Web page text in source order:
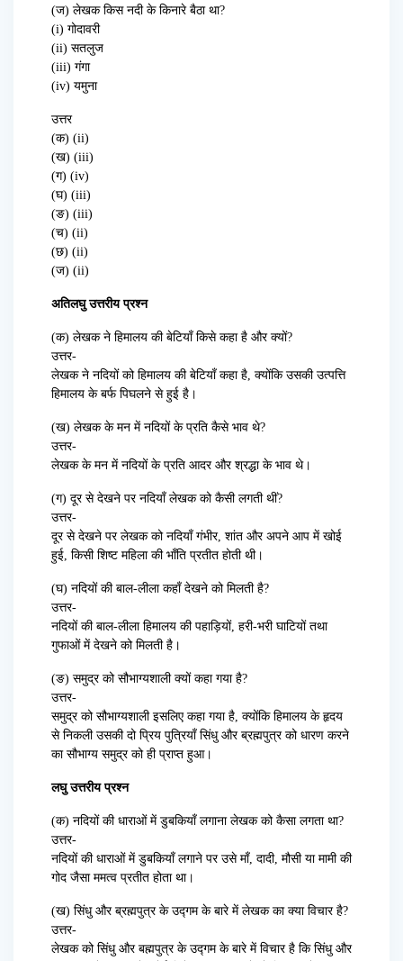
(ज) लेखक किस नदी के किनारे बैठा था?
(i) गोदावरी
(ii) सतलुज
(iii) गंगा
(iv) यमुना
उत्तर
(क) (ii)
(ख) (iii)
(ग) (iv)
(घ) (iii)
(ङ) (iii)
(च) (ii)
(छ) (ii)
(ज) (ii)
अतिलघु उत्तरीय प्रश्न
(क) लेखक ने हिमालय की बेटियाँ किसे कहा है और क्यों?
उत्तर-
लेखक ने नदियों को हिमालय की बेटियाँ कहा है, क्योंकि उसकी उत्पत्ति
हिमालय के बर्फ पिघलने से हुई है।
(ख) लेखक के मन में नदियों के प्रति कैसे भाव थे?
उत्तर-
लेखक के मन में नदियों के प्रति आदर और श्रद्धा के भाव थे।
(ग) दूर से देखने पर नदियाँ लेखक को कैसी लगती थीं?
उत्तर-
दूर से देखने पर लेखक को नदियाँ गंभीर, शांत और अपने आप में खोई
हुई, किसी शिष्ट महिला की भाँति प्रतीत होती थी।
(घ) नदियों की बाल-लीला कहाँ देखने को मिलती है?
उत्तर-
नदियों की बाल-लीला हिमालय की पहाड़ियों, हरी-भरी घाटियों तथा
गुफाओं में देखने को मिलती है।
(ङ) समुद्र को सौभाग्यशाली क्यों कहा गया है?
उत्तर-
समुद्र को सौभाग्यशाली इसलिए कहा गया है, क्योंकि हिमालय के हृदय
से निकली उसकी दो प्रिय पुत्रियाँ सिंधु और ब्रह्मपुत्र को धारण करने
का सौभाग्य समुद्र को ही प्राप्त हुआ।
लघु उत्तरीय प्रश्न
(क) नदियों की धाराओं में डुबकियाँ लगाना लेखक को कैसा लगता था?
उत्तर-
नदियों की धाराओं में डुबकियाँ लगाने पर उसे माँ, दादी, मौसी या मामी की
गोद जैसा ममत्व प्रतीत होता था।
(ख) सिंधु और ब्रह्मपुत्र के उद्गम के बारे में लेखक का क्या विचार है?
उत्तर-
लेखक को सिंधु और बह्मपुत्र के उद्गम के बारे में विचार है कि सिंधु और